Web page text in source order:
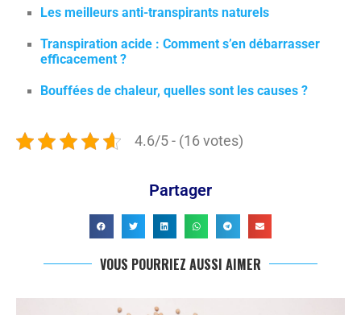
Les meilleurs anti-transpirants naturels
Transpiration acide : Comment s’en débarrasser
efficacement ?
Bouffées de chaleur, quelles sont les causes ?
4.6/5 - (16 votes)
Partager
VOUS POURRIEZ AUSSI AIMER